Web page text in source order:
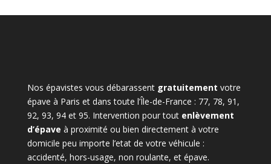
Nos épavistes vous débarassent gratuitement votre
épave à Paris et dans toute l’Île-de-France : 77, 78, 91,
92, 93, 94 et 95. Intervention pour tout enlèvement
d’épave à proximité ou bien directement à votre
domicile peu importe l’etat de votre véhicule :
accidenté, hors-usage, non roulante, et épave.